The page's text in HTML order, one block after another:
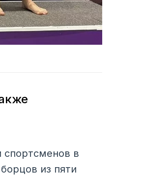
в
из пяти